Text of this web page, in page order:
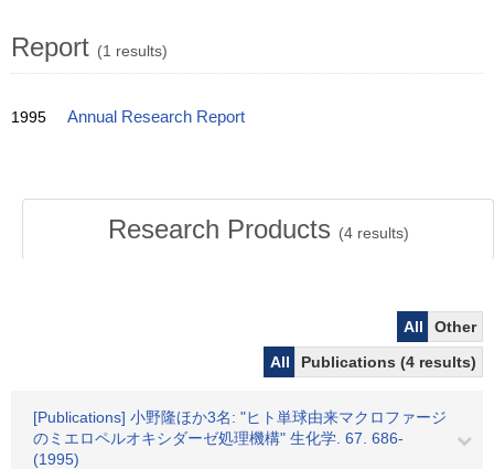
Report (1 results)
1995 Annual Research Report
Research Products (4results)
All
Other
All
Publications (4 results)
[Publications] 小野隆ほか3名: "ヒト単球由来マクロファージ
のミエロペルオキシダーゼ処理機構" 生化学. 67. 686-
(1995)